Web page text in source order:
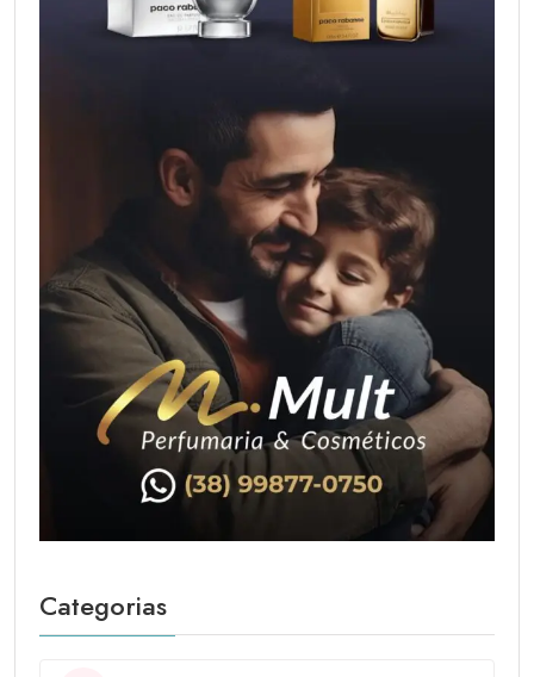
Categorias